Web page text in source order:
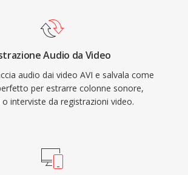
senza necessità di software di terze
Il supporto multipiattaforma è
a librerie come FFmpeg e
sebbene WMA resti meno
compatibile rispetto a MP3 o
se codec più recenti ne hanno
Audio da Video
audio dai video AVI e salvala come
per estrarre colonne sonore,
o interviste da registrazioni video.